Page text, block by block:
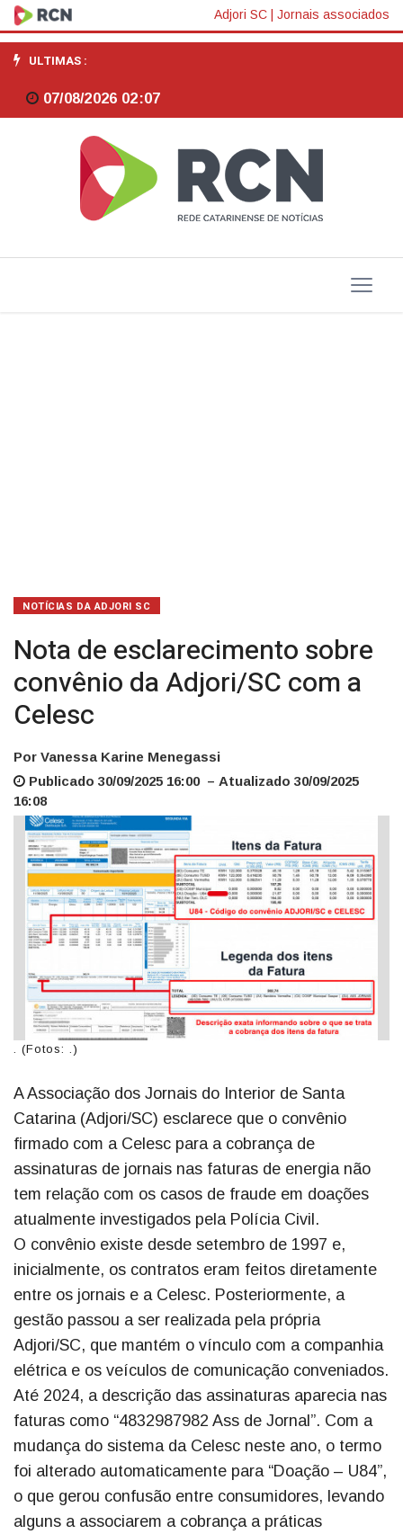
Nota
de
esclarecimento
sobre
convênio
Adjori/SC
Adjori SC Jornais associados
ULTIMAS :
07/08/2026 02:07
NOTÍCIAS DA ADJORI SC
Nota de esclarecimento sobre
convênio da Adjori/SC com a
Celesc
Por Vanessa Karine Menegassi
Publicado 30/09/2025 16:00 – Atualizado 30/09/2025
16:08
. (Fotos: .)
A Associação dos Jornais do Interior de Santa
Catarina (Adjori/SC) esclarece que o convênio
firmado com a Celesc para a cobrança de
assinaturas de jornais nas faturas de energia não
tem relação com os casos de fraude em doações
atualmente investigados pela Polícia Civil.
O convênio existe desde setembro de 1997 e,
inicialmente, os contratos eram feitos diretamente
entre os jornais e a Celesc. Posteriormente, a
gestão passou a ser realizada pela própria
Adjori/SC, que mantém o vínculo com a companhia
elétrica e os veículos de comunicação conveniados.
Até 2024, a descrição das assinaturas aparecia nas
faturas como “4832987982 Ass de Jornal”. Com a
mudança do sistema da Celesc neste ano, o termo
foi alterado automaticamente para “Doação – U84”,
o que gerou confusão entre consumidores, levando
alguns a associarem a cobrança a práticas